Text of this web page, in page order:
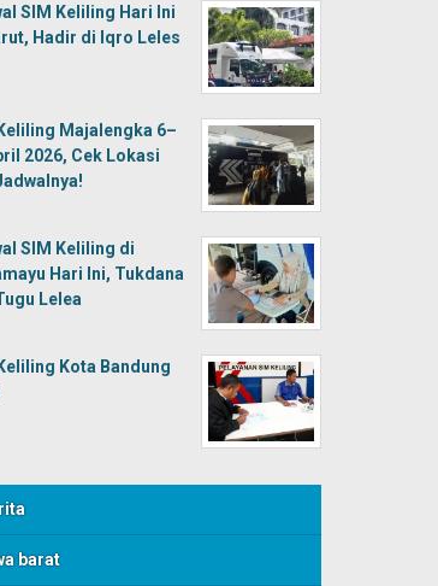
SIM Keliling Hari Ini
Hadir di Iqro Leles
Majalengka 6–
2026, Cek Lokasi
SIM Keliling di
Hari Ini, Tukdana
Lelea
Kota Bandung
barat